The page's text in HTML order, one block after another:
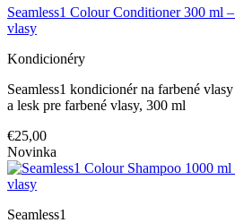
Seamless1 Colour Conditioner 300 ml
vlasy
Kondicionéry
Seamless1 kondicionér na farbené
a lesk pre farbené vlasy, 300 ml
€25,00
Novinka
Seamless1